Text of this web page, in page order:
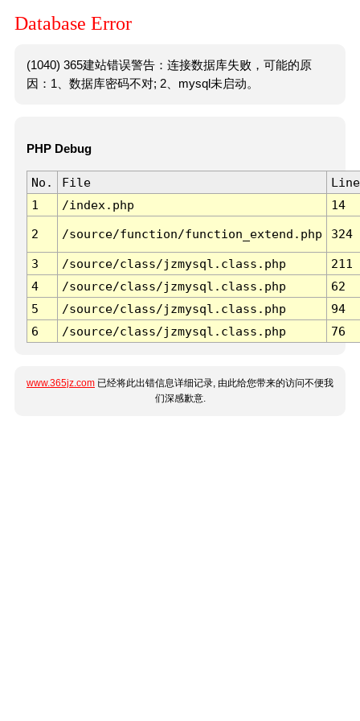
Database Error
(1040) 365建站错误警告：连接数据库失败，可能的原
因：1、数据库密码不对; 2、mysql未启动。
PHP Debug
No. File
Line
1
/index.php 14
2 /source/function/function_extend.php 324
3 /source/class/jzmysql.class.php
211
4
/source/class/jzmysql.class.php
62
5
/source/class/jzmysql.class.php
94
6
/source/class/jzmysql.class.php 76
www.365jz.com 已经将此出错信息详细记录, 由此给您带来的访问不便我
们深感歉意.